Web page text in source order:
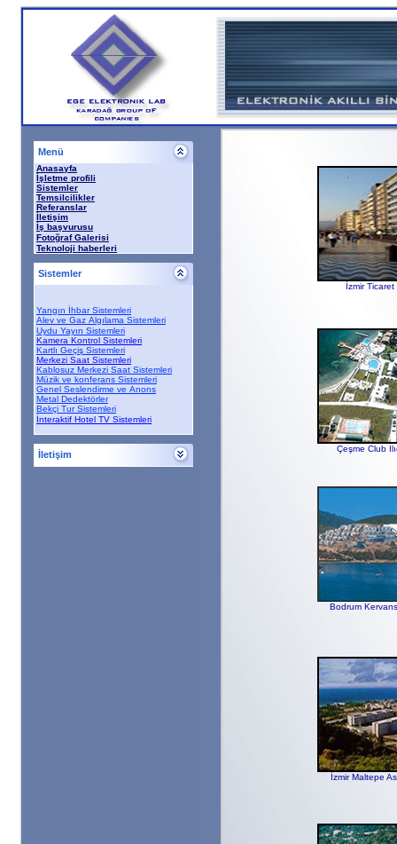
Menü
Anasayfa
İşletme profili
Sistemler
Temsilcilikler
Referanslar
İletişim
İş başvurusu
Fotoğraf Galerisi
Teknoloji haberleri
Sistemler
Yangın İhbar Sistemleri
Alev ve Gaz Algılama Sistemleri
Uydu Yayın Sistemleri
Kamera Kontrol Sistemleri
Kartlı Geçiş Sistemleri
Merkezi Saat Sistemleri
Kablosuz Merkezi Saat Sistemleri
Müzik ve konferans Sistemleri
Genel Seslendirme ve Anons
Metal Dedektörler
Bekçi Tur Sistemleri
İnteraktif Hotel TV Sistemleri
İletişim
İzmir Ticaret
Çeşme Club
Bodrum
İzmir Maltepe